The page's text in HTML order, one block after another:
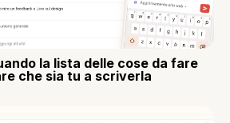
la lista delle cose da fare
che sia tu a scriverla